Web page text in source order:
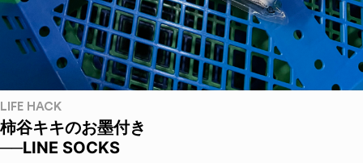
LIFE HACK
柿谷キキのお墨付き
──LINE SOCKS